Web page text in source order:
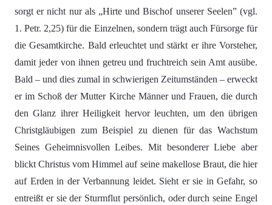
sorgt er nicht nur als „Hirte und Bischof unserer Seelen” (vgl.
1. Petr. 2,25) für die Einzelnen, sondern trägt auch Fürsorge für
die Gesamtkirche. Bald erleuchtet und stärkt er ihre Vorsteher,
damit jeder von ihnen getreu und fruchtreich sein Amt ausübe.
Bald – und dies zumal in schwierigen Zeitumständen – erweckt
er im Schoß der Mutter Kirche Männer und Frauen, die durch
den Glanz ihrer Heiligkeit hervor leuchten, um den übrigen
Christgläubigen zum Beispiel zu dienen für das Wachstum
Seines Geheimnisvollen Leibes. Mit besonderer Liebe aber
blickt Christus vom Himmel auf seine makellose Braut, die hier
auf Erden in der Verbannung leidet. Sieht er sie in Gefahr, so
entreißt er sie der Sturmflut persönlich, oder durch seine Engel